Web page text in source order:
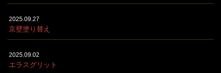
2025.09.27
京壁塗り替え
2025.09.02
エラスグリット